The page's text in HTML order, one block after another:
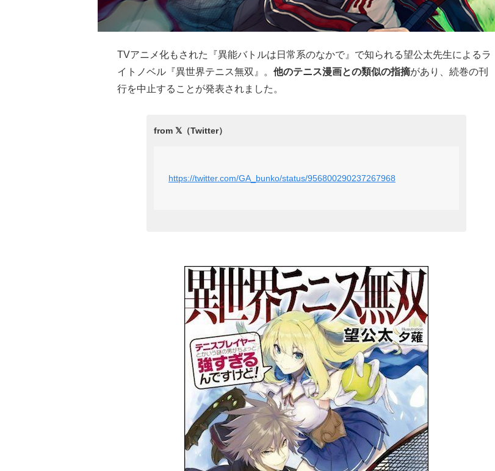
TVアニメ化もされた『異能バトルは日常系のなかで 』で知られる望公太先生によるラ
イトノベル『異世界テニス無双』。 他のテニス漫画との類似の指摘があり、続巻の刊
行を中止することが発表されました。
https://twitter.com/GA_bunko/status/956800290237267968